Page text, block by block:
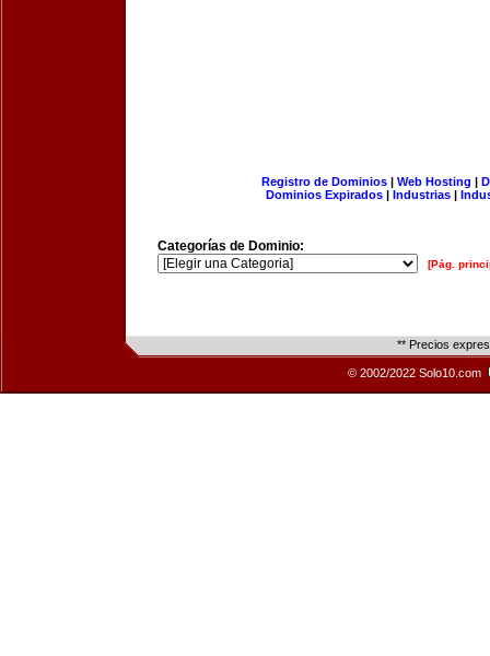
Registro de Dominios| Web Hosting |
Dominios Expirados | Industrias |
Categorías de Dominio:
[Pág.
** Precios
© 2002/2022 Solo10.com